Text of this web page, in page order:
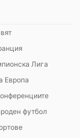
Лига
Европа
футбол